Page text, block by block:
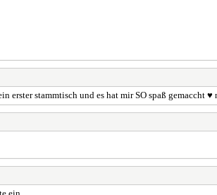
stammtisch und es hat mir SO spaß gemaccht